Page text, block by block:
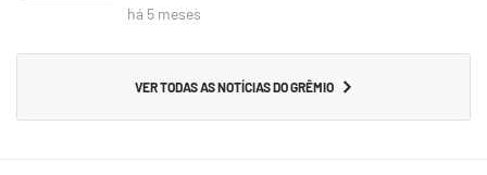
há 5 meses
VER TODAS AS NOTÍCIAS DO GRÊMIO